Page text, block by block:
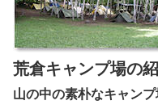
荒倉キャンプ場の
山の中の素朴なキャン